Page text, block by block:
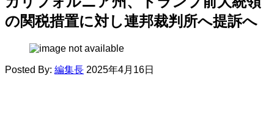
の関税措置に対し連邦裁判所へ提訴へ
Posted By: 編集長 2025年4月16日